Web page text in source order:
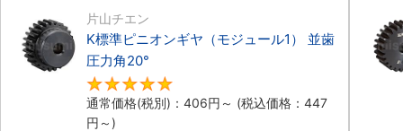
片山チエン
K標準ピニオンギヤ（モジュール1） 並歯
圧力角20°
通常価格(税別)： 406円 ～ (税込価格： 447
円 ～)